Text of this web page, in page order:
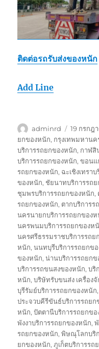
ติดต่อรถรับส่งของหนัก
Add Line
ผู้
เขียน
adminrd
เขียน
เมื่อ
19 กรกฎ
ยกของหนัก, กรุงเทพมหาน
บริการรถยกของหนัก, กาฬสิ
บริการรถยกของหนัก,ขอนแ
รถยกของหนัก, ฉะเชิงเทรา
ของหนัก, ชัยนาทบริการรถ
ชุมพรบริการรถยกของหนัก,
รถยกของหนัก, ตากบริการร
นครนายกบริการรถยกของห
นครพนมบริการรถยกของห
นครศรีธรรมราชบริการรถย
หนัก,นนทบุรีบริการรถยกข
ของหนัก,น่านบริการรถยก
บริการรถขนสงของหนัก,บริ
หนัก,บริษัทรับขนส่ง เครื่องจั
บุรีรัมย์บริการรถยกของหนัก
ประจวบคีรีขันธ์บริการรถยก
หนัก,ปัตตานีบริการรถยกขอ
พังงาบริการรถยกของหนัก,
รถยกของหนัก,พิษณุโลกบริ
ยกของหนัก,ภูเก็ตบริการรถ